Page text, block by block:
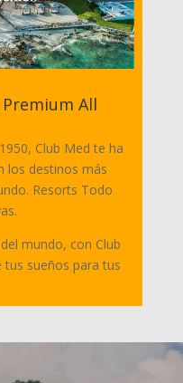
All
Club Med te ha
los destinos más
Resorts Todo
mundo, con Club
sueños para tus